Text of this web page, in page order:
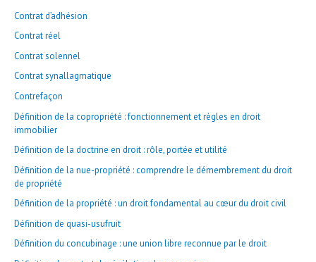
Contrat d’adhésion
Contrat réel
Contrat solennel
Contrat synallagmatique
Contrefaçon
Définition de la copropriété : fonctionnement et règles en droit
immobilier
Définition de la doctrine en droit : rôle, portée et utilité
Définition de la nue-propriété : comprendre le démembrement du droit
de propriété
Définition de la propriété : un droit fondamental au cœur du droit civil
Définition de quasi-usufruit
Définition du concubinage : une union libre reconnue par le droit